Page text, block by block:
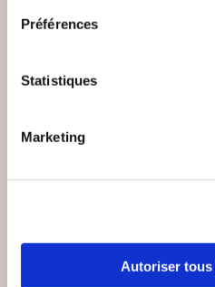
Préférences
Statistiques
Marketing
Autoriser tous
LES OUBLIÉS DU
Romans